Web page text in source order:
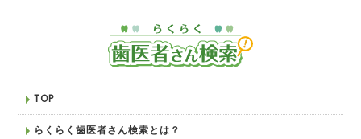
TOP
らくらく歯医者さん検索とは？